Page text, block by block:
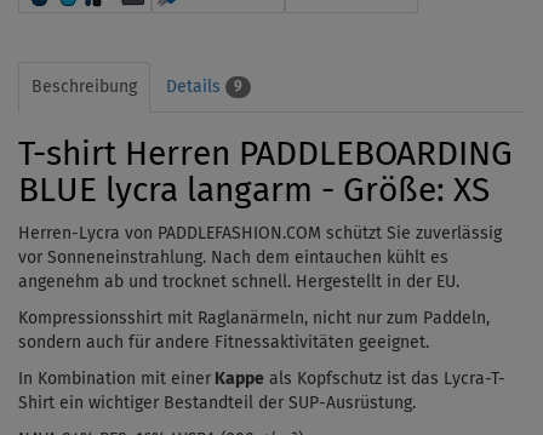
Beschreibung Details 9
T-shirt Herren PADDLEBOARDING
BLUE lycra langarm - Größe: XS
Herren-Lycra von PADDLEFASHION.COM schützt Sie zuverlässig
vor Sonneneinstrahlung. Nach dem eintauchen kühlt es
angenehm ab und trocknet schnell. Hergestellt in der EU.
Kompressionsshirt mit Raglanärmeln, nicht nur zum Paddeln,
sondern auch für andere Fitnessaktivitäten geeignet.
In Kombination mit einer Kappe als Kopfschutz ist das Lycra-T-
Shirt ein wichtiger Bestandteil der SUP-Ausrüstung.